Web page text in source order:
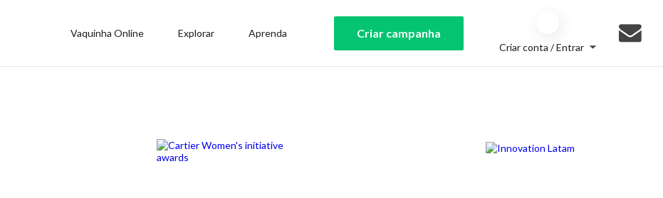
Vaquinha Online Explorar Aprenda Criar campanha
Criar conta / Entrar